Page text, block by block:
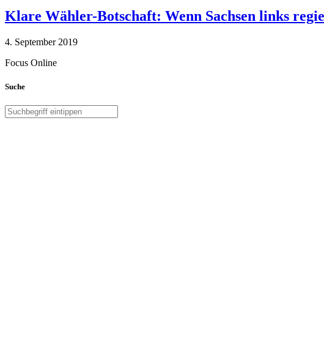
Klare Wähler-Botschaft: Wenn Sachsen links
4. September 2019
Focus Online
Suche